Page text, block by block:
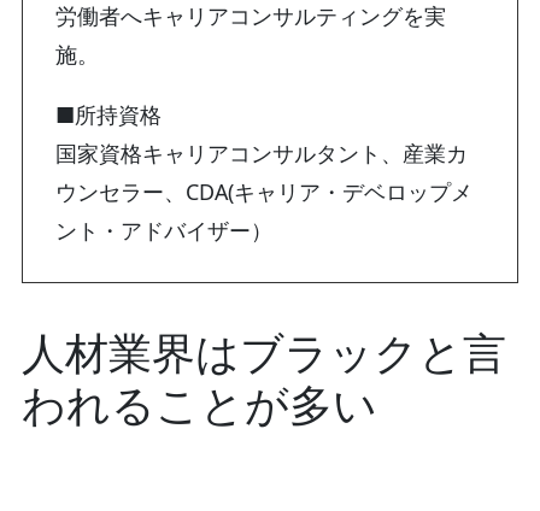
労働者へキャリアコンサルティングを実
施。
■所持資格
国家資格キャリアコンサルタント、産業カ
ウンセラー、CDA(キャリア・デベロップメ
ント・アドバイザー）
人材業界はブラックと言
われることが多い